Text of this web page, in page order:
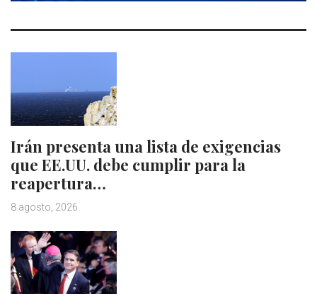
Irán presenta una lista de exigencias
que EE.UU. debe cumplir para la
reapertura…
8 agosto, 2026